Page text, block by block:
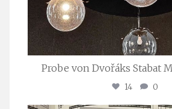
Probe von Dvořáks Stabat
14 0